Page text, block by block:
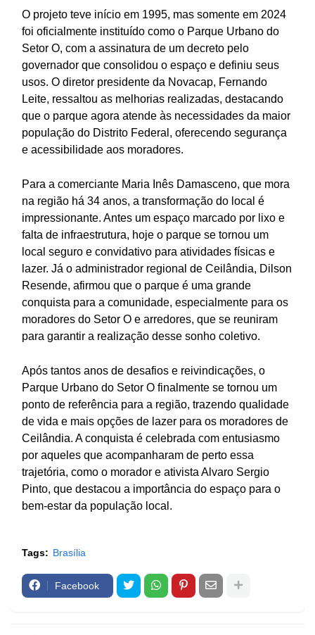
O projeto teve início em 1995, mas somente em 2024
foi oficialmente instituído como o Parque Urbano do
Setor O, com a assinatura de um decreto pelo
governador que consolidou o espaço e definiu seus
usos. O diretor presidente da Novacap, Fernando
Leite, ressaltou as melhorias realizadas, destacando
que o parque agora atende às necessidades da maior
população do Distrito Federal, oferecendo segurança
e acessibilidade aos moradores.
Para a comerciante Maria Inês Damasceno, que mora
na região há 34 anos, a transformação do local é
impressionante. Antes um espaço marcado por lixo e
falta de infraestrutura, hoje o parque se tornou um
local seguro e convidativo para atividades físicas e
lazer. Já o administrador regional de Ceilândia, Dilson
Resende, afirmou que o parque é uma grande
conquista para a comunidade, especialmente para os
moradores do Setor O e arredores, que se reuniram
para garantir a realização desse sonho coletivo.
Após tantos anos de desafios e reivindicações, o
Parque Urbano do Setor O finalmente se tornou um
ponto de referência para a região, trazendo qualidade
de vida e mais opções de lazer para os moradores de
Ceilândia. A conquista é celebrada com entusiasmo
por aqueles que acompanharam de perto essa
trajetória, como o morador e ativista Alvaro Sergio
Pinto, que destacou a importância do espaço para o
bem-estar da população local.
Tags: Brasília
Facebook